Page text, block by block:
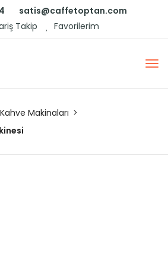
satis@caffetoptan.com
Takip
Favorilerim
Kahve Makinaları